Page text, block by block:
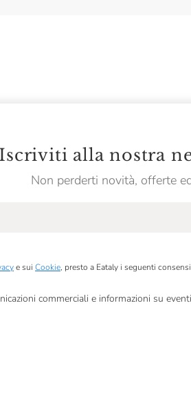
Iscriviti alla nostra
Non perderti novità, offerte
e sui Cookie, presto a Eataly i seguenti
commerciali e informazioni su eventi